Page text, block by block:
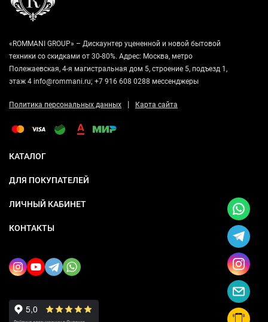
«ROMMANI GROUP» – Дискаунтер уцененной и новой бытовой
техники со скидками от 30-80%. Адрес: Москва, метро
Полежаевская, 4-я магистральная дом 5, строение 5, подъезд 1,
этаж 4 info@rommani.ru; +7 916 608 0288 мессенджеры
Политика персональных данных | Карта сайта
КАТАЛОГ
ДЛЯ ПОКУПАТЕЛЕЙ
ЛИЧНЫЙ КАБИНЕТ
КОНТАКТЫ